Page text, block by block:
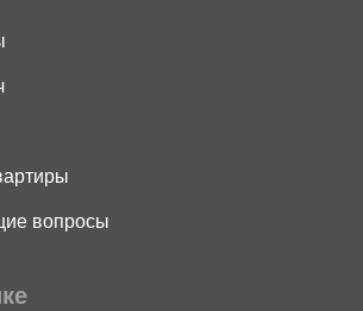
вопросы